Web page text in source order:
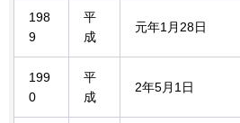
198
9
平
成
元年1月28日
199
0
平
成
2年5月1日